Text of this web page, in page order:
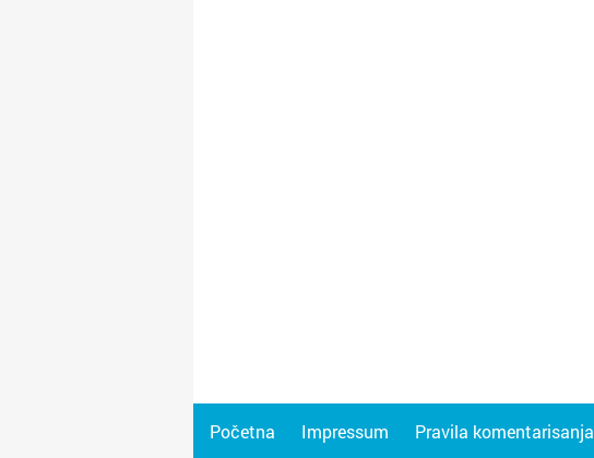
Početna Impressum Pravila komentarisanja